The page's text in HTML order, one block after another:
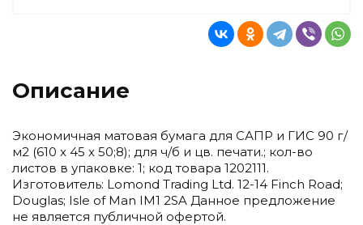
Описание
Экономичная матовая бумага для САПР и ГИС 90 г/
м2 (610 x 45 x 50;8); для ч/б и цв. печати.; кол-во
листов в упаковке: 1; код товара 1202111.
Изготовитель: Lomond Trading Ltd. 12-14 Finch Road;
Douglas; Isle of Man IM1 2SA Данное предложение
не является публичной офертой.